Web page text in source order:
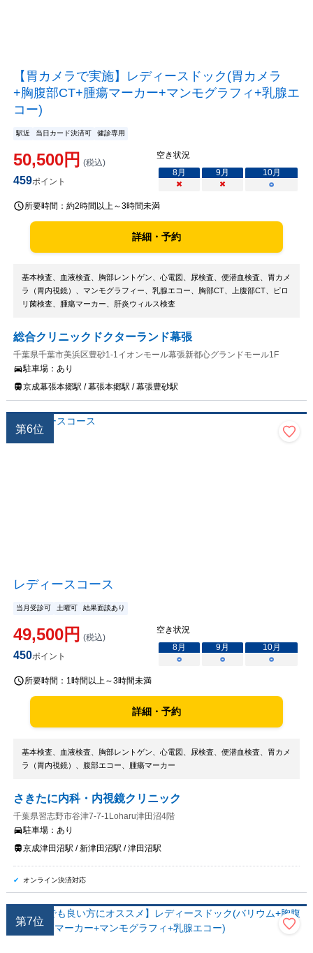
【胃カメラで実施】レディースドック(胃カメラ
+胸腹部CT+腫瘍マーカー+マンモグラフィ+乳腺エ
コー)
駅近 当日カード決済可 健診専用
50,500円 (税込)
459ポイント
空き状況
8月 9月 10月
×
× ○
所要時間： 約2時間以上～3時間未満
詳細・予約
基本検査、血液検査、胸部レントゲン、心電図、尿検査、便潜血検査、胃カメ
ラ（胃内視鏡）、マンモグラフィー、乳腺エコー、胸部CT、上腹部CT、ピロ
リ菌検査、腫瘍マーカー、肝炎ウィルス検査
総合クリニックドクターランド幕張
千葉県千葉市美浜区豊砂1-1イオンモール幕張新都心グランドモール1F
駐車場： あり
京成幕張本郷駅 / 幕張本郷駅 / 幕張豊砂駅
第6位
レディースコース
当月受診可 土曜可 結果面談あり
49,500円 (税込)
450ポイント
空き状況
8月 9月 10月
○
○ ○
所要時間： 1時間以上～3時間未満
詳細・予約
基本検査、血液検査、胸部レントゲン、心電図、尿検査、便潜血検査、胃カメ
ラ（胃内視鏡）、腹部エコー、腫瘍マーカー
さきたに内科・内視鏡クリニック
千葉県習志野市谷津7-7-1Loharu津田沼4階
駐車場： あり
京成津田沼駅 / 新津田沼駅 / 津田沼駅
オンライン決済対応
第7位